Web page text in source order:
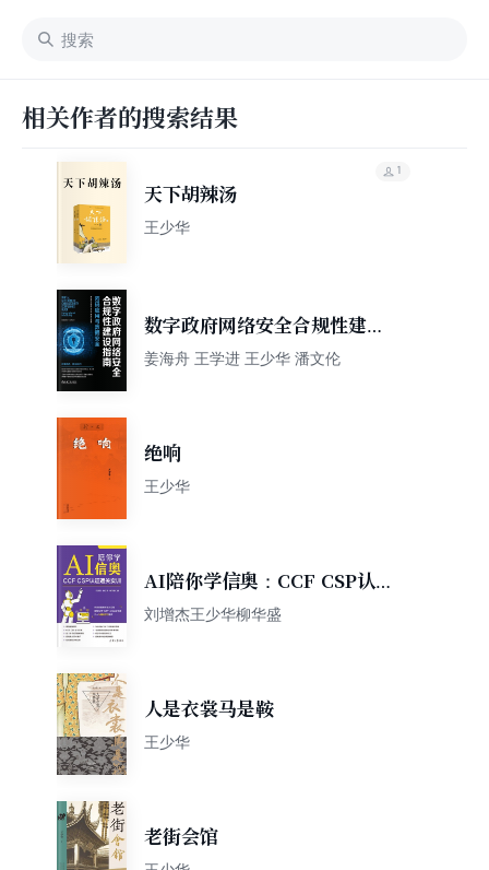
相关作者的搜索结果
天下胡辣汤
王少华
1
数字政府网络安全合规性建设
指南：密码应用与数据安全
姜海舟 王学进 王少华 潘文伦
绝响
王少华
AI陪你学信奥：CCF CSP认
证通关实训
刘增杰王少华柳华盛
人是衣裳马是鞍
王少华
老街会馆